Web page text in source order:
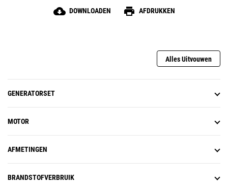
cloud_download DOWNLOADEN print AFDRUKKEN
Alles Uitvouwen
GENERATORSET
MOTOR
AFMETINGEN
BRANDSTOFVERBRUIK